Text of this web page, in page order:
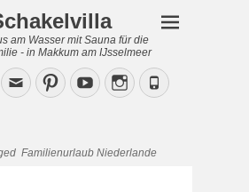
am Wasser mit Sauna für die
- in Makkum am IJsselmeer
EmailPinterestYouTubeInstagram
Phone
Familienurlaub Niederlande